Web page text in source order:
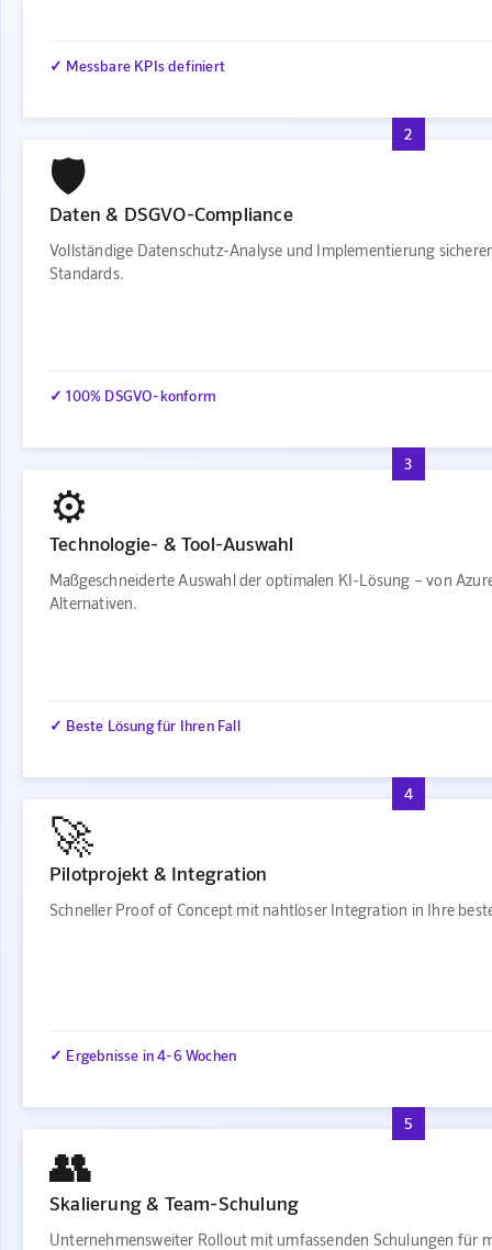
✓ Messbare KPIs definiert
2
🛡️
Daten & DSGVO-Compliance
Vollständige Datenschutz-Analyse und Implementierung
Standards.
✓ 100% DSGVO-konform
3
⚙️
Technologie- & Tool-Auswahl
Maßgeschneiderte Auswahl der optimalen KI-Lösung – von
Alternativen.
✓ Beste Lösung für Ihren Fall
4
🚀
Pilotprojekt & Integration
Schneller Proof of Concept mit nahtloser Integration in Ihre
✓ Ergebnisse in 4-6 Wochen
5
👥
Skalierung & Team-Schulung
Unternehmensweiter Rollout mit umfassenden Schulungen für